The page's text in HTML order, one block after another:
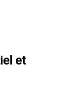
et